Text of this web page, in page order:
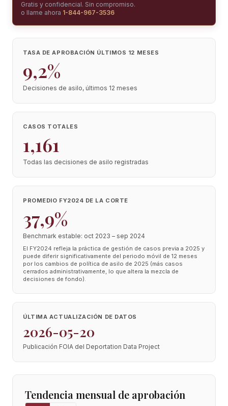
Gratis y confidencial. Sin compromiso.
o llame ahora 1-844-967-3536
TASA DE APROBACIÓN ÚLTIMOS 12 MESES
9,2%
Decisiones de asilo, últimos 12 meses
CASOS TOTALES
1,161
Todas las decisiones de asilo registradas
PROMEDIO FY2024 DE LA CORTE
37,9%
Benchmark estable: oct 2023 – sep 2024
El FY2024 refleja la práctica de gestión de casos previa a 2025 y
puede diferir significativamente del periodo móvil de 12 meses
por los cambios de política de asilo de 2025 (más casos
cerrados administrativamente, lo que altera la mezcla de
decisiones de fondo).
ÚLTIMA ACTUALIZACIÓN DE DATOS
2026-05-20
Publicación FOIA del Deportation Data Project
Tendencia mensual de aprobación